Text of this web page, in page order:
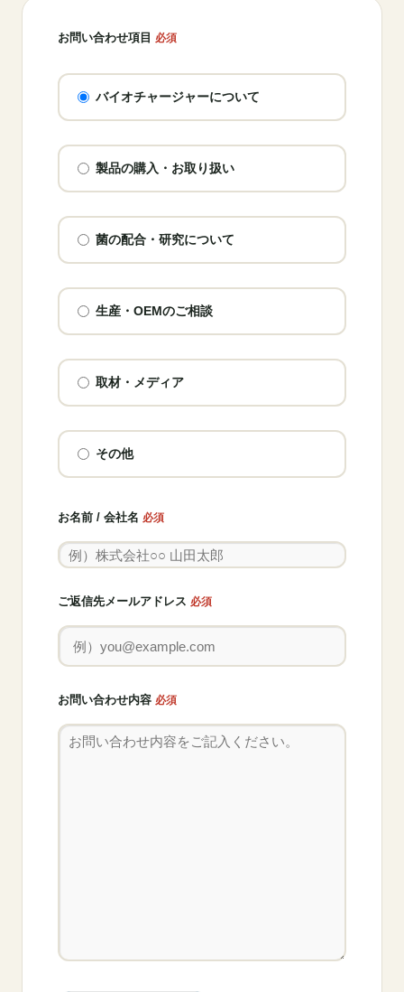
お問い合わせ項目 必須
バイオチャージャーについて
製品の購入・お取り扱い
菌の配合・研究について
生産・OEMのご相談
取材・メディア
その他
お名前 / 会社名 必須
ご返信先メールアドレス 必須
お問い合わせ内容 必須